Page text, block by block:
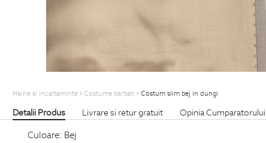
Haine si Incaltaminte Costume barbati Costum slim bej in dungi
Detalii Produs Livrare si retur gratuit Opinia Cumparatorului
Culoare: Bej